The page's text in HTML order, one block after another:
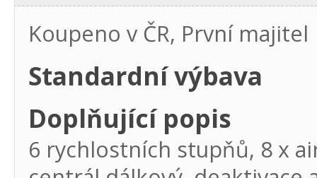
Koupeno v ČR, První majitel
Standardní výbava
Doplňující popis
6 rychlostních stupňů, 8 x